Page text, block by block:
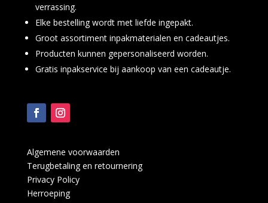
verrassing.
Elke bestelling wordt met liefde ingepakt.
Groot assortiment inpakmaterialen en cadeautjes.
Producten kunnen gepersonaliseerd worden.
Gratis inpakservice bij aankoop van een cadeautje.
Algemene voorwaarden
Terugbetaling en retournering
Privacy Policy
Herroeping